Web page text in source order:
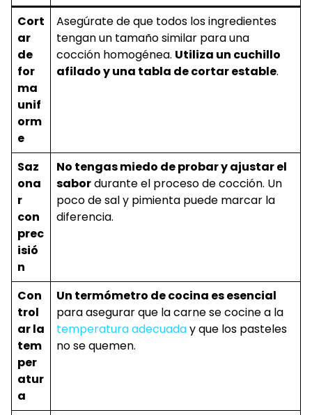
Cort
ar
de
for
ma
unif
orm
e
Asegúrate de que todos los ingredientes
tengan un tamaño similar para una
cocción homogénea. Utiliza un cuchillo
afilado y una tabla de cortar estable.
Saz
ona
r
con
prec
isió
n
No tengas miedo de probar y ajustar el
sabordurante el proceso de cocción. Un
poco de sal y pimienta puede marcar la
diferencia.
Con
trol
ar la
tem
per
atur
a
Un termómetro de cocina es esencial
para asegurar que la carne se cocine a la
temperatura adecuaday que los pasteles
no se quemen.